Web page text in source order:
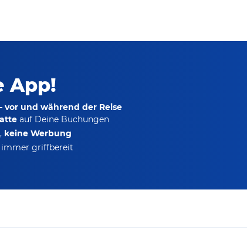
App!
vor und während der Reise
auf Deine Buchungen
keine Werbung
immer griffbereit